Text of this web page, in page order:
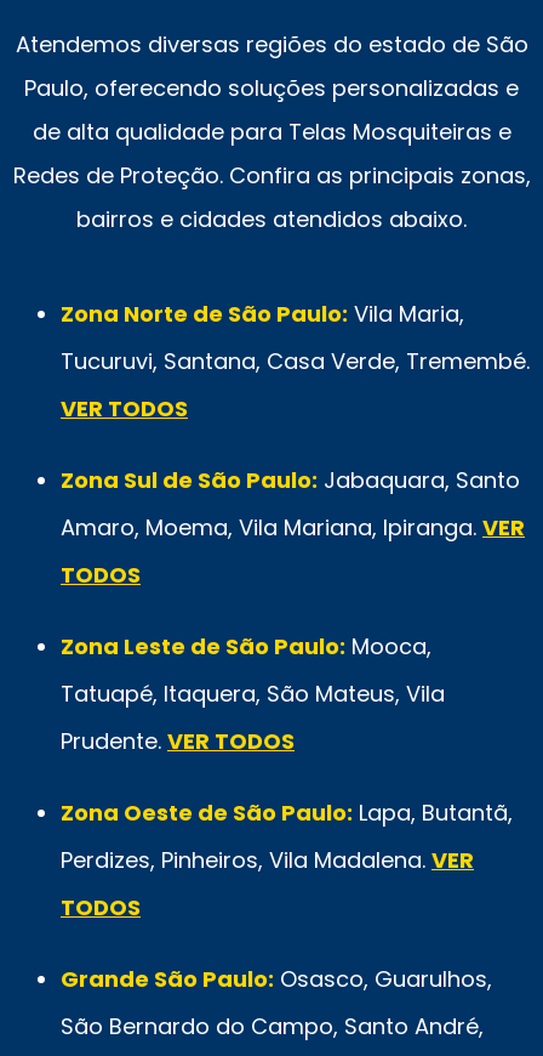
Atendemos diversas regiões do estado de São
Paulo, oferecendo soluções personalizadas e
de alta qualidade para Telas Mosquiteiras e
Redes de Proteção. Confira as principais zonas,
bairros e cidades atendidos abaixo.
Zona Norte de São Paulo: Vila Maria,
Tucuruvi, Santana, Casa Verde, Tremembé.
VER TODOS
Zona Sul de São Paulo: Jabaquara, Santo
Amaro, Moema, Vila Mariana, Ipiranga. VER
TODOS
Zona Leste de São Paulo: Mooca,
Tatuapé, Itaquera, São Mateus, Vila
Prudente. VER TODOS
Zona Oeste de São Paulo: Lapa, Butantã,
Perdizes, Pinheiros, Vila Madalena. VER
TODOS
Grande São Paulo: Osasco, Guarulhos,
São Bernardo do Campo, Santo André,